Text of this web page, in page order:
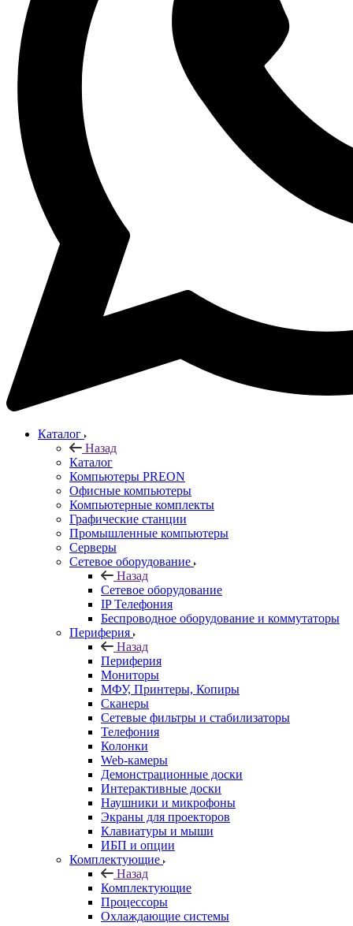
Каталог
Назад
Каталог
Компьютеры PREON
Офисные компьютеры
Компьютерные комплекты
Графические станции
Промышленные компьютеры
Серверы
Сетевое оборудование
Назад
Сетевое оборудование
IP Телефония
Беспроводное оборудование и коммутаторы
Периферия
Назад
Периферия
Мониторы
МФУ, Принтеры, Копиры
Сканеры
Сетевые фильтры и стабилизаторы
Телефония
Колонки
Web-камеры
Демонстрационные доски
Интерактивные доски
Наушники и микрофоны
Экраны для проекторов
Клавиатуры и мыши
ИБП и опции
Комплектующие
Назад
Комплектующие
Процессоры
Охлаждающие системы